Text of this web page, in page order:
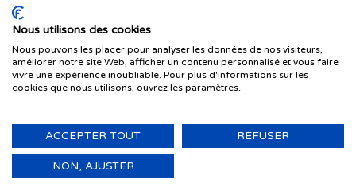
Je publie mon offre
© 1999-2026 IMMIGRER.COM INC. — TOUS DROITS RÉSERVÉS
Nous utilisons des cookies
Nous pouvons les placer pour analyser les données de nos visiteurs,
améliorer notre site Web, afficher un contenu personnalisé et vous faire
vivre une expérience inoubliable. Pour plus d'informations sur les
cookies que nous utilisons, ouvrez les paramètres.
ACCEPTER TOUT REFUSER
NON, AJUSTER